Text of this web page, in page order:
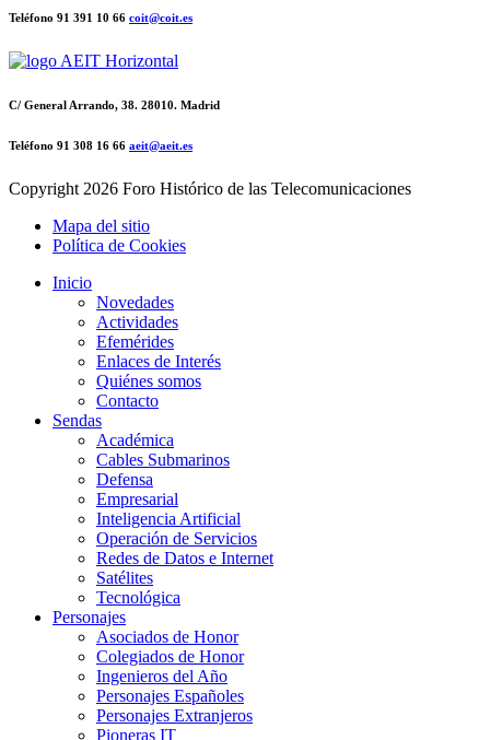
Teléfono 91 391 10 66 coit@coit.es
C/ General Arrando, 38. 28010. Madrid
Teléfono 91 308 16 66 aeit@aeit.es
Copyright 2026 Foro Histórico de las Telecomunicaciones
Mapa del sitio
Política de Cookies
Inicio
Novedades
Actividades
Efemérides
Enlaces de Interés
Quiénes somos
Contacto
Sendas
Académica
Cables Submarinos
Defensa
Empresarial
Inteligencia Artificial
Operación de Servicios
Redes de Datos e Internet
Satélites
Tecnológica
Personajes
Asociados de Honor
Colegiados de Honor
Ingenieros del Año
Personajes Españoles
Personajes Extranjeros
Pioneras IT